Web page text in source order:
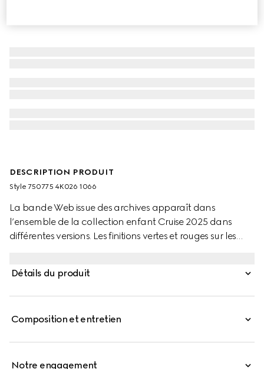
DESCRIPTION PRODUIT
Style ‎750775 4K026 1066
La bande Web issue des archives apparaît dans
l’ensemble de la collection enfant Cruise 2025 dans
différentes versions. Les finitions vertes et rouges sur les
aventure. Une bande Web vert et rouge orne ces
Détails du produit
Composition et entretien
Notre engagement